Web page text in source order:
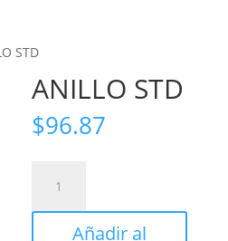
STD
ANILLO STD
$96.87
cantidad
Añadir al